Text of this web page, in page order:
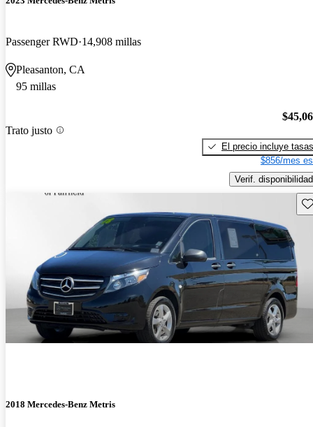
Passenger RWD 14,908 millas
Pleasanton, CA
95 millas
Trato justo
El precio incluye tasas
$856/mes
Verif. disponibilidad
2018 Mercedes-Benz Metris